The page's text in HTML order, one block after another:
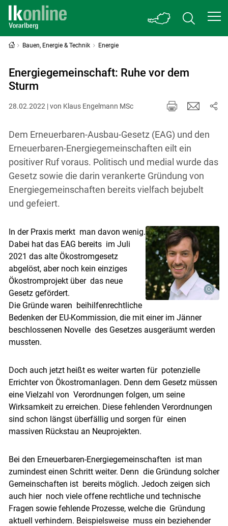
Skip to main content
Bauen, Energie & Technik Energie
Energiegemeinschaft: Ruhe vor dem
Sturm
28.02.2022 | von Klaus Engelmann MSc
Dem Erneuerbaren-Ausbau-Gesetz (EAG) und den
Erneuerbaren-Energiegemeinschaften eilt ein
positiver Ruf voraus. Politisch und medial wurde das
Gesetz sowie die darin verankerte Gründung von
Energiegemeinschaften bereits vielfach bejubelt
und gefeiert.
In der Praxis merkt man davon wenig.
Dabei hat das EAG bereits im Juli
2021 das alte Ökostromgesetz
abgelöst, aber noch kein einziges
Ökostromprojekt über das neue
Gesetz gefördert.
Die Gründe waren beihilfenrechtliche
Bedenken der EU-Kommission, die mit einer im Jänner
beschlossenen Novelle des Gesetzes ausgeräumt werden
mussten.
Doch auch jetzt heißt es weiter warten für potenzielle
Errichter von Ökostromanlagen. Denn dem Gesetz müssen
eine Vielzahl von Verordnungen folgen, um seine
Wirksamkeit zu erreichen. Diese fehlenden Verordnungen
sind schon längst überfällig und sorgen für einen
massiven Rückstau an Neuprojekten.
Bei den Erneuerbaren-Energiegemeinschaften ist man
zumindest einen Schritt weiter. Denn die Gründung solcher
Gemeinschaften ist bereits möglich. Jedoch zeigen sich
auch hier noch viele offene rechtliche und technische
Fragen sowie fehlende Prozesse, welche die Gründung
aktuell verhindern. Beispielsweise muss ein beziehender